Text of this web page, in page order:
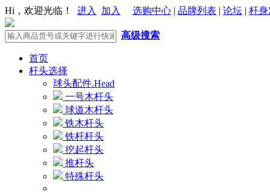
Hi，欢迎光临！ 进入 加入 选购中心 | 品牌列表 | 论坛 | 杆
高级搜索
首页
杆头选择
球头配件.Head
一号木杆头
球道木杆头
铁木杆头
铁杆杆头
挖起杆头
推杆头
特殊杆头